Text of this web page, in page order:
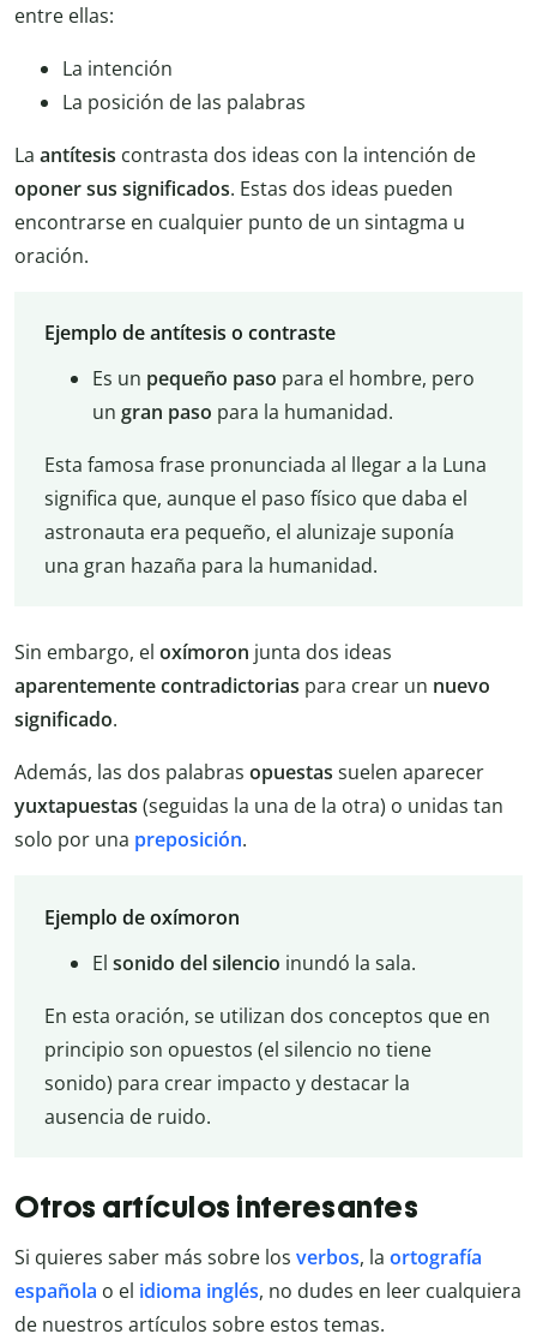
entre ellas:
La intención
La posición de las palabras
La antítesis contrasta dos ideas con la intención de
oponer sus significados. Estas dos ideas pueden
encontrarse en cualquier punto de un sintagma u
oración.
Ejemplo de antítesis o contraste
Es un pequeño paso para el hombre, pero
un gran paso para la humanidad.
Esta famosa frase pronunciada al llegar a la Luna
significa que, aunque el paso físico que daba el
astronauta era pequeño, el alunizaje suponía
una gran hazaña para la humanidad.
Sin embargo, el oxímoron junta dos ideas
aparentemente contradictorias para crear un nuevo
significado.
Además, las dos palabras opuestas suelen aparecer
yuxtapuestas (seguidas la una de la otra) o unidas tan
solo por una preposición.
Ejemplo de oxímoron
El sonido del silencio inundó la sala.
En esta oración, se utilizan dos conceptos que en
principio son opuestos (el silencio no tiene
sonido) para crear impacto y destacar la
ausencia de ruido.
Otros artículos interesantes
Si quieres saber más sobre los verbos, la ortografía
española o el idioma inglés, no dudes en leer cualquiera
de nuestros artículos sobre estos temas.